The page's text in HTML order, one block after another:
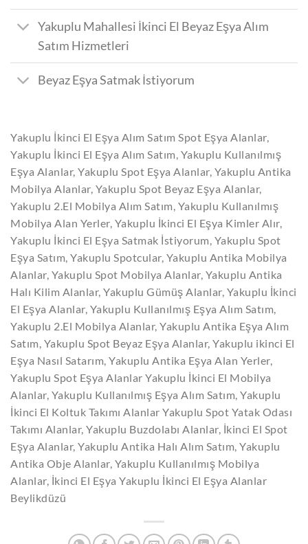
Yakuplu Mahallesi İkinci El Beyaz Eşya Alım
Satım Hizmetleri
Beyaz Eşya Satmak İstiyorum
Yakuplu İkinci El Eşya Alım Satım Spot Eşya Alanlar,
Yakuplu İkinci El Eşya Alım Satım, Yakuplu Kullanılmış
Eşya Alanlar, Yakuplu Spot Eşya Alanlar, Yakuplu Antika
Mobilya Alanlar, Yakuplu Spot Beyaz Eşya Alanlar,
Yakuplu 2.El Mobilya Alım Satım, Yakuplu Kullanılmış
Mobilya Alan Yerler, Yakuplu İkinci El Eşya Kimler Alır,
Yakuplu İkinci El Eşya Satmak İstiyorum, Yakuplu Spot
Eşya Satım, Yakuplu Spotcular, Yakuplu Antika Mobilya
Alanlar, Yakuplu Spot Mobilya Alanlar, Yakuplu Antika
Halı Kilim Alanlar, Yakuplu Gümüş Alanlar, Yakuplu İkinci
El Eşya Alanlar, Yakuplu Kullanılmış Eşya Alım Satım,
Yakuplu 2.El Mobilya Alanlar, Yakuplu Antika Eşya Alım
Satım, Yakuplu Spot Beyaz Eşya Alanlar, Yakuplu ikinci El
Eşya Nasıl Satarım, Yakuplu Antika Eşya Alan Yerler,
Yakuplu Spot Eşya Alanlar Yakuplu İkinci El Mobilya
Alanlar, Yakuplu Kullanılmış Eşya Alım Satım, Yakuplu
İkinci El Koltuk Takımı Alanlar Yakuplu Spot Yatak Odası
Takımı Alanlar, Yakuplu Buzdolabı Alanlar, İkinci El Spot
Eşya Alanlar, Yakuplu Antika Halı Alım Satım, Yakuplu
Antika Obje Alanlar, Yakuplu Kullanılmış Mobilya
Alanlar, İkinci El Eşya Yakuplu İkinci El Eşya Alanlar
Beylikdüzü